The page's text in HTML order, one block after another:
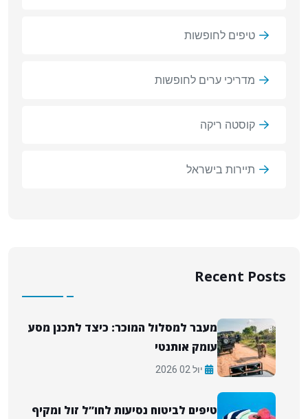
טיפים לחופשות
מדריכי ערים לחופשות
קוסטה ריקה
תיירות בישראל
Recent Posts
מעבר למסלול המוכר: כיצד לתכנן מסע
עומק אותנטי
יול 02 2026
טיפים לביטוח נסיעות לחו”ל זול ומקיף